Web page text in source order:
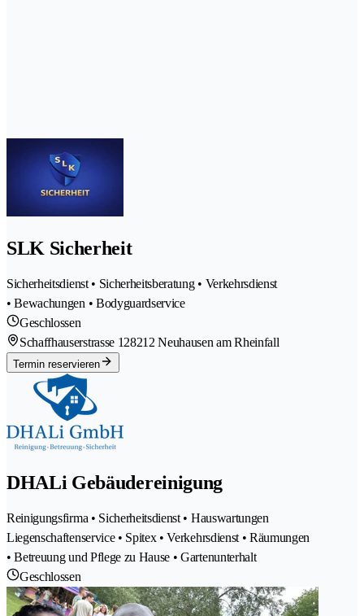
SLK Sicherheit
Sicherheitsdienst • Sicherheitsberatung • Verkehrsdienst
• Bewachungen • Bodyguardservice
Geschlossen
Schaffhauserstrasse 128212 Neuhausen am Rheinfall
Termin reservieren
DHALi Gebäudereinigung
Reinigungsfirma • Sicherheitsdienst • Hauswartungen
Liegenschaftenservice • Spitex • Verkehrsdienst • Räumungen
• Betreuung und Pflege zu Hause • Gartenunterhalt
Geschlossen